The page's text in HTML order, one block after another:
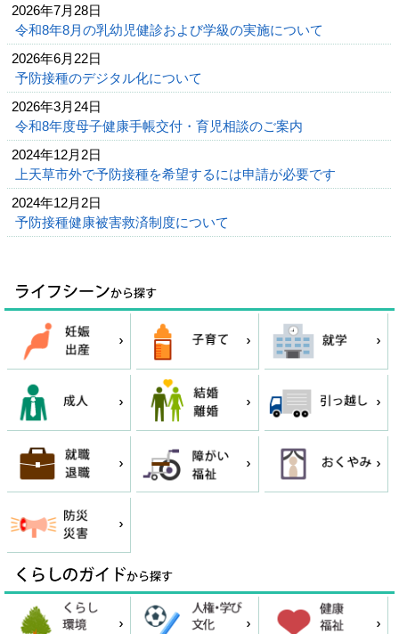
2026年7月28日
令和8年8月の乳幼児健診および学級の実施について
2026年6月22日
予防接種のデジタル化について
2026年3月24日
令和8年度母子健康手帳交付・育児相談のご案内
2024年12月2日
上天草市外で予防接種を希望するには申請が必要です
2024年12月2日
予防接種健康被害救済制度について